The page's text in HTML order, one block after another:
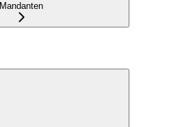
Mandanten